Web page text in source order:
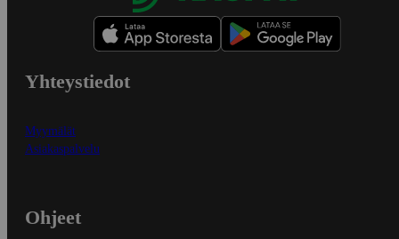
Yhteystiedot
Myymälät
Asiakaspalvelu
Ohjeet